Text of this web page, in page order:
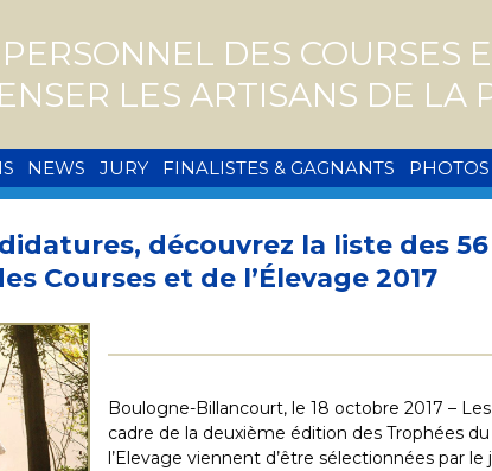
DES COURSES
LES ARTISANS DE LA
NEWS JURY FINALISTES & GAGNANTS PHOTOS
découvrez la liste des
Courses et de l’Élevage 2017
Boulogne-Billancourt, le 18 octobre 2017 –
cadre de la deuxième édition des Trophées
l’Elevage viennent d’être sélectionnées par le